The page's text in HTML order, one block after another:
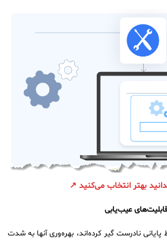
بهتر انتخاب می‌کنید ↗
عیب‌یابی
پایانی نادرست گیر کرده‌اند، بهره‌وری آنها به شدت